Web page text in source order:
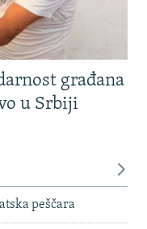
građana
u Srbiji
peščara